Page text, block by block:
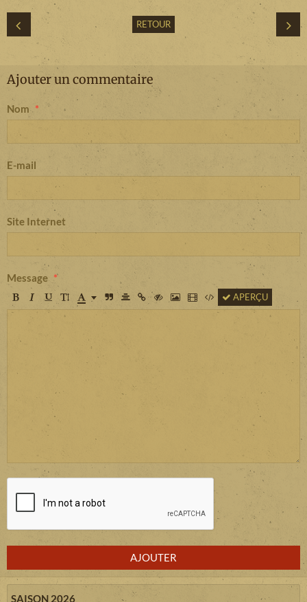
RETOUR
Ajouter un commentaire
Nom
E-mail
Site Internet
Message
APERÇU
AJOUTER
SAISON 2026